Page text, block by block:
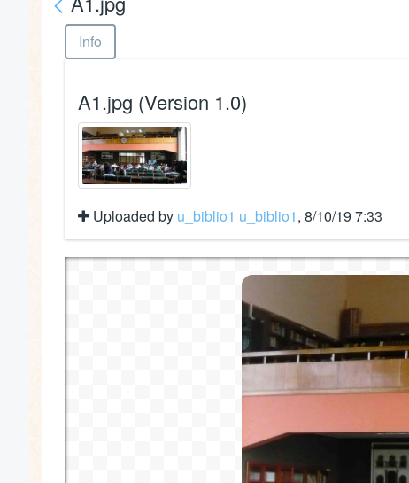
Info
A1.jpg (Version 1.0)
Uploaded by u_biblio1 u_biblio1, 8/10/19 7:33